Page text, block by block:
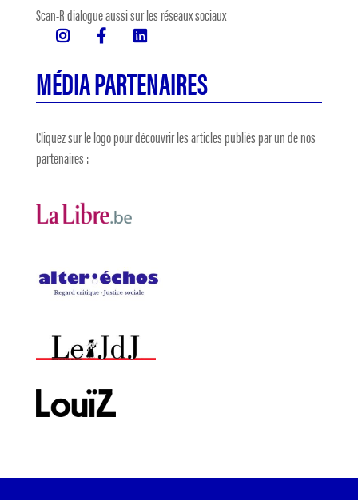
Scan-R dialogue aussi sur les réseaux sociaux
MÉDIA PARTENAIRES
Cliquez sur le logo pour découvrir les articles publiés par un de nos
partenaires :